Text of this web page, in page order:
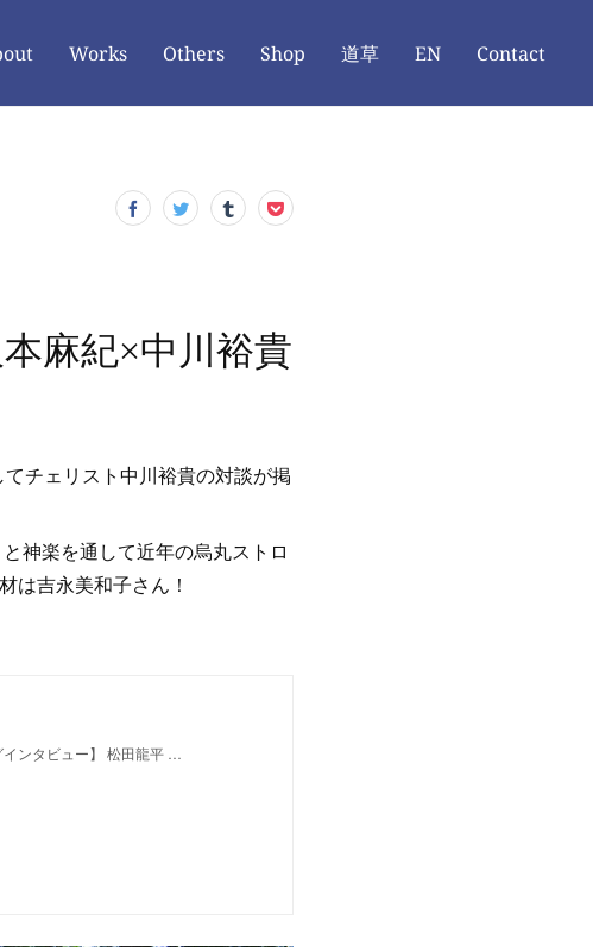
Works Others Shop 道草 EN Contact
麻紀×中川裕貴
チェリスト中川裕貴の対談が掲
神楽を通して近年の烏丸ストロ
は吉永美和子さん！
インタビュー】 松田龍平 …